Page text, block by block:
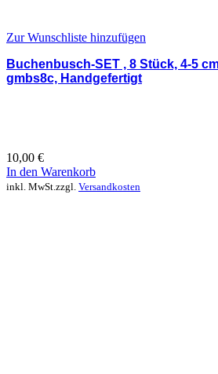
Zur Wunschliste hinzufügen
Buchenbusch-SET , 8 Stück, 4-5
gmbs8c, Handgefertigt
10,00 €
In den Warenkorb
inkl. MwSt.zzgl. Versandkosten